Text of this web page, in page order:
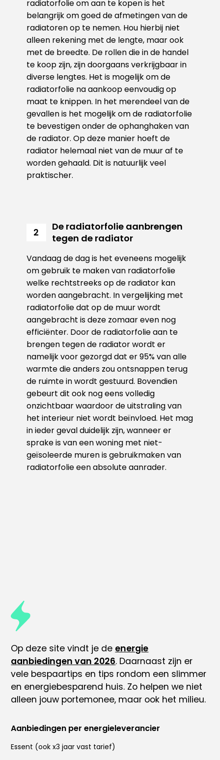
radiatorfolie om aan te kopen is het
belangrijk om goed de afmetingen van de
radiatoren op te nemen. Hou hierbij niet
alleen rekening met de lengte, maar ook
met de breedte. De rollen die in de handel
te koop zijn, zijn doorgaans verkrijgbaar in
diverse lengtes. Het is mogelijk om de
radiatorfolie na aankoop eenvoudig op
maat te knippen. In het merendeel van de
gevallen is het mogelijk om de radiatorfolie
te bevestigen onder de ophanghaken van
de radiator. Op deze manier hoeft de
radiator helemaal niet van de muur af te
worden gehaald. Dit is natuurlijk veel
praktischer.
2
De radiatorfolie aanbrengen
tegen de radiator
Vandaag de dag is het eveneens mogelijk
om gebruik te maken van radiatorfolie
welke rechtstreeks op de radiator kan
worden aangebracht. In vergelijking met
radiatorfolie dat op de muur wordt
aangebracht is deze zomaar even nog
efficiënter. Door de radiatorfolie aan te
brengen tegen de radiator wordt er
namelijk voor gezorgd dat er 95% van alle
warmte die anders zou ontsnappen terug
de ruimte in wordt gestuurd. Bovendien
gebeurt dit ook nog eens volledig
onzichtbaar waardoor de uitstraling van
het interieur niet wordt beïnvloed. Het mag
in ieder geval duidelijk zijn, wanneer er
sprake is van een woning met niet-
geïsoleerde muren is gebruikmaken van
radiatorfolie een absolute aanrader.
Op deze site vindt je de energie
aanbiedingen van 2026. Daarnaast zijn er
vele bespaartips en tips rondom een slimmer
en energiebesparend huis. Zo helpen we niet
alleen jouw portemonee, maar ook het milieu.
Aanbiedingen per energieleverancier
Essent (ook x3 jaar vast tarief)